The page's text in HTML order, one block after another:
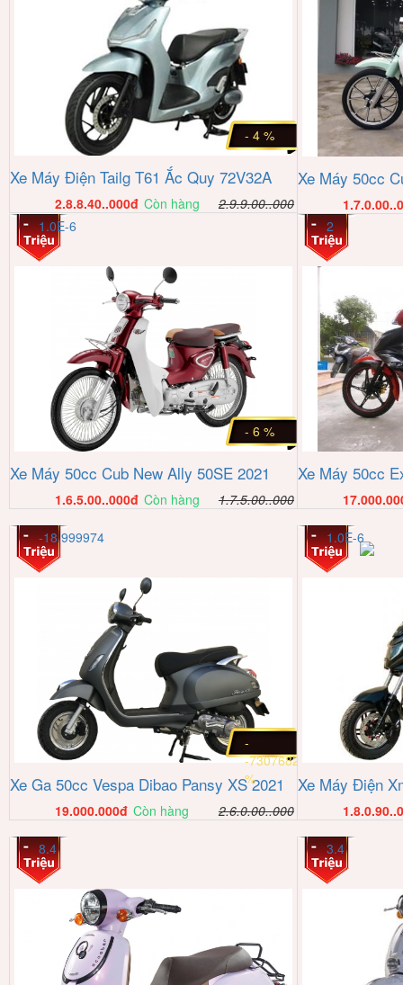
Xe Máy Điện Tailg T61 Ắc Quy 72V32A
2.9.9.00..000
- 4 %
2.8.8.40..000đ Còn hàng
Xe Máy 50cc
1.0E-6
Xe Máy 50cc Cub New Ally 50SE 2021
1.7.5.00..000
- 6 %
1.6.5.00..000đ Còn hàng
2
Xe Máy 50cc
-18.999974
Xe Ga 50cc Vespa Dibao Pansy XS 2021
2.6.0.00..000
-
-73076823
%
19.000.000đ Còn hàng
1.0E-6
Xe Máy Điện
8.4 3.4